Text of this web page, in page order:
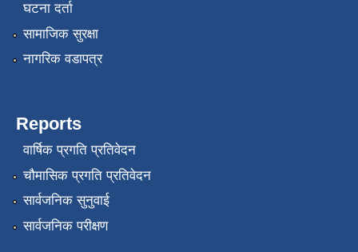
घटना दर्ता
सामाजिक सुरक्षा
नागरिक वडापत्र
Reports
वार्षिक प्रगति प्रतिवेदन
चौमासिक प्रगति प्रतिवेदन
सार्वजनिक सुनुवाई
सार्वजनिक परीक्षण